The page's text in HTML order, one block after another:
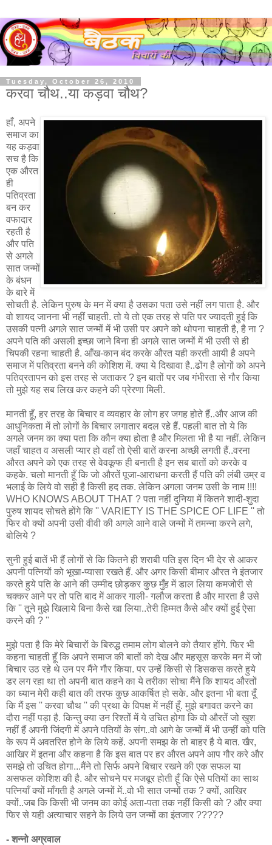
Tuesday, October 26, 2010
करवा चौथ..या कड़वा चौथ?
हाँ, अपने
समाज का
यह कड़वा
सच है कि
एक औरत
ही
पतिव्रता
बन कर
वफादार
रहती है
और पति
से अगले
सात जन्मों
के बंधन
के बारे में
सोचती है. लेकिन पुरुष के मन में क्या है उसका पता उसे नहीं लग पाता है. और
वो शायद जानना भी नहीं चाहती. तो ये तो एक तरह से पति पर ज्यादती हुई कि
उसकी पत्नी अगले सात जन्मों में भी उसी पर अपने को थोपना चाहती है, है ना ?
अपने पति की असली इच्छा जाने बिना ही अगले सात जन्मों में भी उसी से ही
चिपकी रहना चाहती है. आँख-कान बंद करके औरत यही करती आयी है अपने
समाज में पतिव्रता बनने की कोशिश में. क्या ये दिखावा है..ढोंग है लोगों को अपने
पतिव्रतापन को इस तरह से जताकर ? इन बातों पर जब गंभीरता से गौर किया
तो मुझे यह सब लिख कर कहने की प्रेरणा मिली.
मानती हूँ, हर तरह के बिचार व व्यवहार के लोग हर जगह होते हैं..और आज की
आधुनिकता में तो लोगों के बिचार लगातार बदल रहे हैं. पहली बात तो ये कि
अगले जनम का क्या पता कि कौन क्या होता है और मिलता भी है या नहीं. लेकिन
जहाँ चाहत व असली प्यार हो वहाँ तो ऐसी बातें करना अच्छी लगती हैं..वरना
औरत अपने को एक तरह से वेवकूफ ही बनाती है इन सब बातों को करके व
कहके. चलो मानती हूँ कि जो औरतें पूजा-आराधना करती हैं पति की लंबी उम्र व
भलाई के लिये वो सही है किसी हद तक. लेकिन अगला जनम उसी के नाम !!!!
WHO KNOWS ABOUT THAT ? पता नहीं दुनिया में कितने शादी-शुदा
पुरुष शायद सोचते होंगे कि '' VARIETY IS THE SPICE OF LIFE '' तो
फिर वो क्यों अपनी उसी वीवी की अगले आने वाले जन्मों में तमन्ना करने लगे,
बोलिये ?
सुनी हुई बातें भी हैं लोगों से कि कितने ही शराबी पति इस दिन भी देर से आकर
अपनी पत्नियों को भूखा-प्यासा रखते हैं. और अगर किसी बीमार औरत ने इंतजार
करते हुये पति के आने की उम्मीद छोड़कर कुछ मुँह में डाल लिया कमजोरी से
चक्कर आने पर तो पति बाद में आकर गाली- गलौज करता है और मारता है उसे
कि '' तूने मुझे खिलाये बिना कैसे खा लिया..तेरी हिम्मत कैसे और क्यों हुई ऐसा
करने की ? ''
मुझे पता है कि मेरे बिचारों के बिरुद्ध तमाम लोग बोलने को तैयार होंगे. फिर भी
कहना चाहती हूँ कि अपने समाज की बातों को देख और महसूस करके मन में जो
बिचार उठ रहे थे उन पर मैंने गौर किया. पर उन्हें किसी से डिसकस करते हुये
डर लग रहा था तो अपनी बात कहने का ये तरीका सोचा मैंने कि शायद औरतों
का ध्यान मेरी कही बात की तरफ कुछ आकर्षित हो सके. और इतना भी बता दूँ
कि मैं इस '' करवा चौथ '' की प्रथा के विपक्ष में नहीं हूँ. मुझे बगावत करने का
दौरा नहीं पड़ा है. किन्तु क्या उन रिश्तों में ये उचित होगा कि वो औरतें जो खुश
नहीं हैं अपनी जिंदगी में अपने पतियों के संग..वो आगे के जन्मों में भी उन्हीं को पति
के रूप में अवतरित होने के लिये कहें. अपनी समझ के तो बाहर है ये बात. खैर,
आखिर में इतना और कहना है कि इस बात पर हर औरत अपने आप गौर करे और
समझे तो उचित होगा...मैंने तो सिर्फ अपने बिचार रखने की एक सफल या
असफल कोशिश की है. और सोचने पर मजबूर होती हूँ कि ऐसे पतियों का साथ
पत्नियाँ क्यों माँगती है अगले जन्मों में..वो भी सात जन्मों तक ? क्यों, आखिर
क्यों..जब कि किसी भी जनम का कोई अता-पता तक नहीं किसी को ? और क्या
फिर से यही अत्याचार सहने के लिये उन जन्मों का इंतजार ?????
- शन्नो अग्रवाल